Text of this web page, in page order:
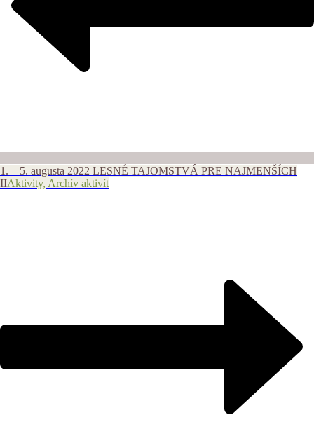
1. – 5. augusta 2022 LESNÉ TAJOMSTVÁ PRE NAJMENŠÍCH
IIAktivity, Archív aktivít